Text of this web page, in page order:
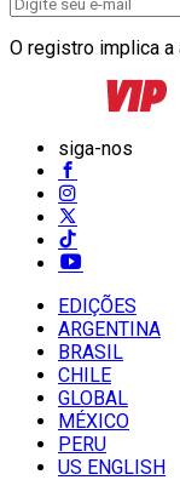
O registro implica a
siga-nos
EDIÇÕES
ARGENTINA
BRASIL
CHILE
GLOBAL
MÉXICO
PERU
US ENGLISH